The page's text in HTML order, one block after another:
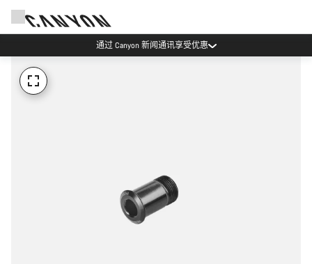
通过 Canyon 新闻通讯享受优惠